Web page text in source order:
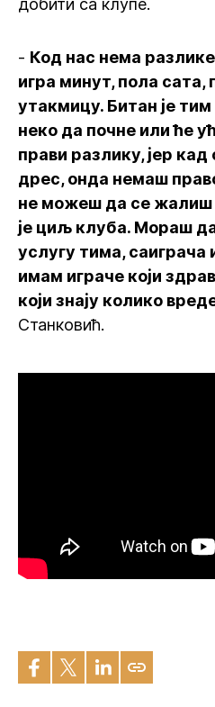
добити са клупе.
- Код нас нема
игра минут, пола
утакмицу. Битан је
неко да почне или ће
прави разлику, јер
дрес, онда немаш
не можеш да се жалиш
је циљ клуба. Мораш
услугу тима, саиграча
имам играче који
који знају колико
Станковић.